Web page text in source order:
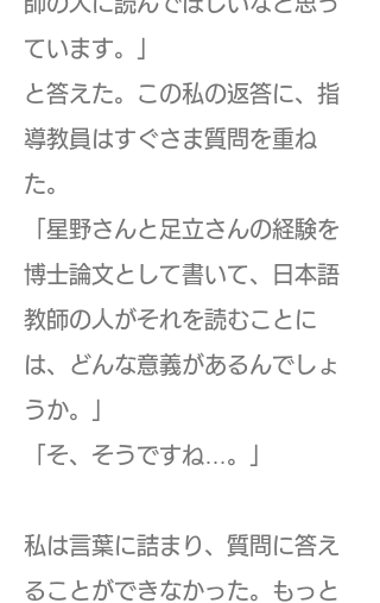
ています。」
と答えた。この私の返答に、指
導教員はすぐさま質問を重ね
た。
「星野さんと足立さんの経験を
博士論文として書いて、日本語
教師の人がそれを読むことに
は、どんな意義があるんでしょ
うか。」
「そ、そうですね…。」
私は言葉に詰まり、質問に答え
ることができなかった。もっと